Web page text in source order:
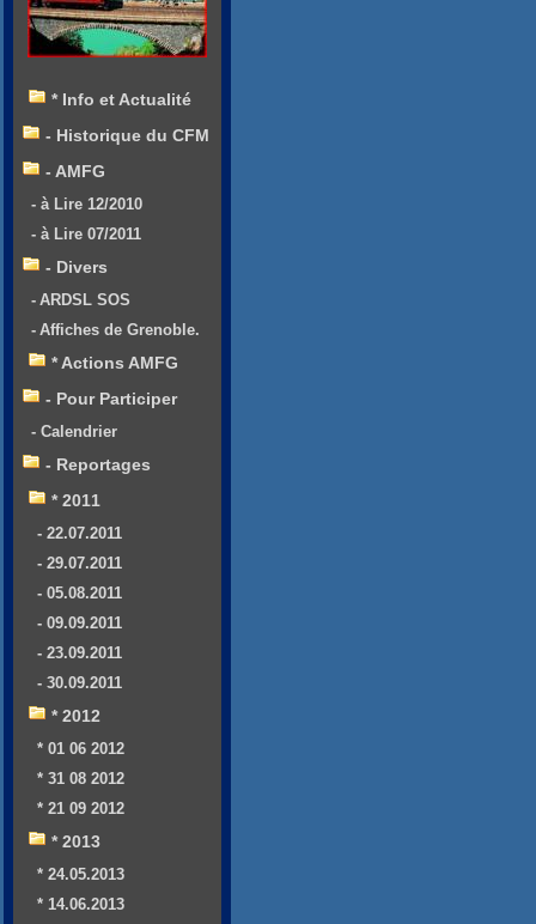
* Info et Actualité
- Historique du CFM
- AMFG
- à Lire 12/2010
- à Lire 07/2011
- Divers
- ARDSL SOS
- Affiches de Grenoble.
* Actions AMFG
- Pour Participer
- Calendrier
- Reportages
* 2011
- 22.07.2011
- 29.07.2011
- 05.08.2011
- 09.09.2011
- 23.09.2011
- 30.09.2011
* 2012
* 01 06 2012
* 31 08 2012
* 21 09 2012
* 2013
* 24.05.2013
* 14.06.2013